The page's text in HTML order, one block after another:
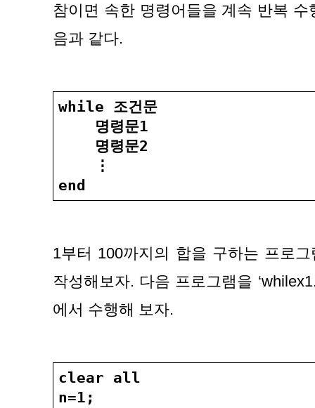
참이면 속한 명령어들을 계속 반복
음과 같다.
while 조건문
명령문1
명령문2
⋮
end
1부터 100까지의 합을 구하는 프로
작성해보자. 다음 프로그램을
에서 수행해 보자.
clear all
n=1;